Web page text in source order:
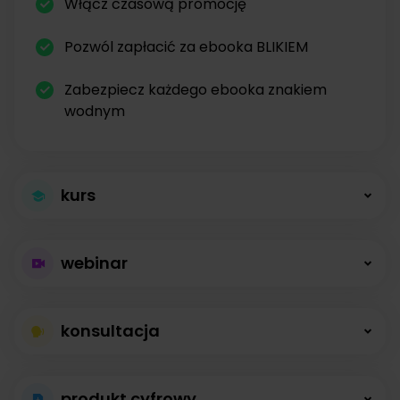
Pozwól zapłacić za ebooka BLIKIEM
Zabezpiecz każdego ebooka znakiem
wodnym
kurs
kursów
Kursy online z modułami, lekcjami, nagraniami i
opisami dostępne od zaraz.
webinar
bez limitów
konsultacja